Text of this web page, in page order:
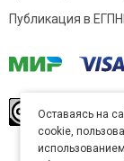
Публикация в
Оставаясь на
cookie,